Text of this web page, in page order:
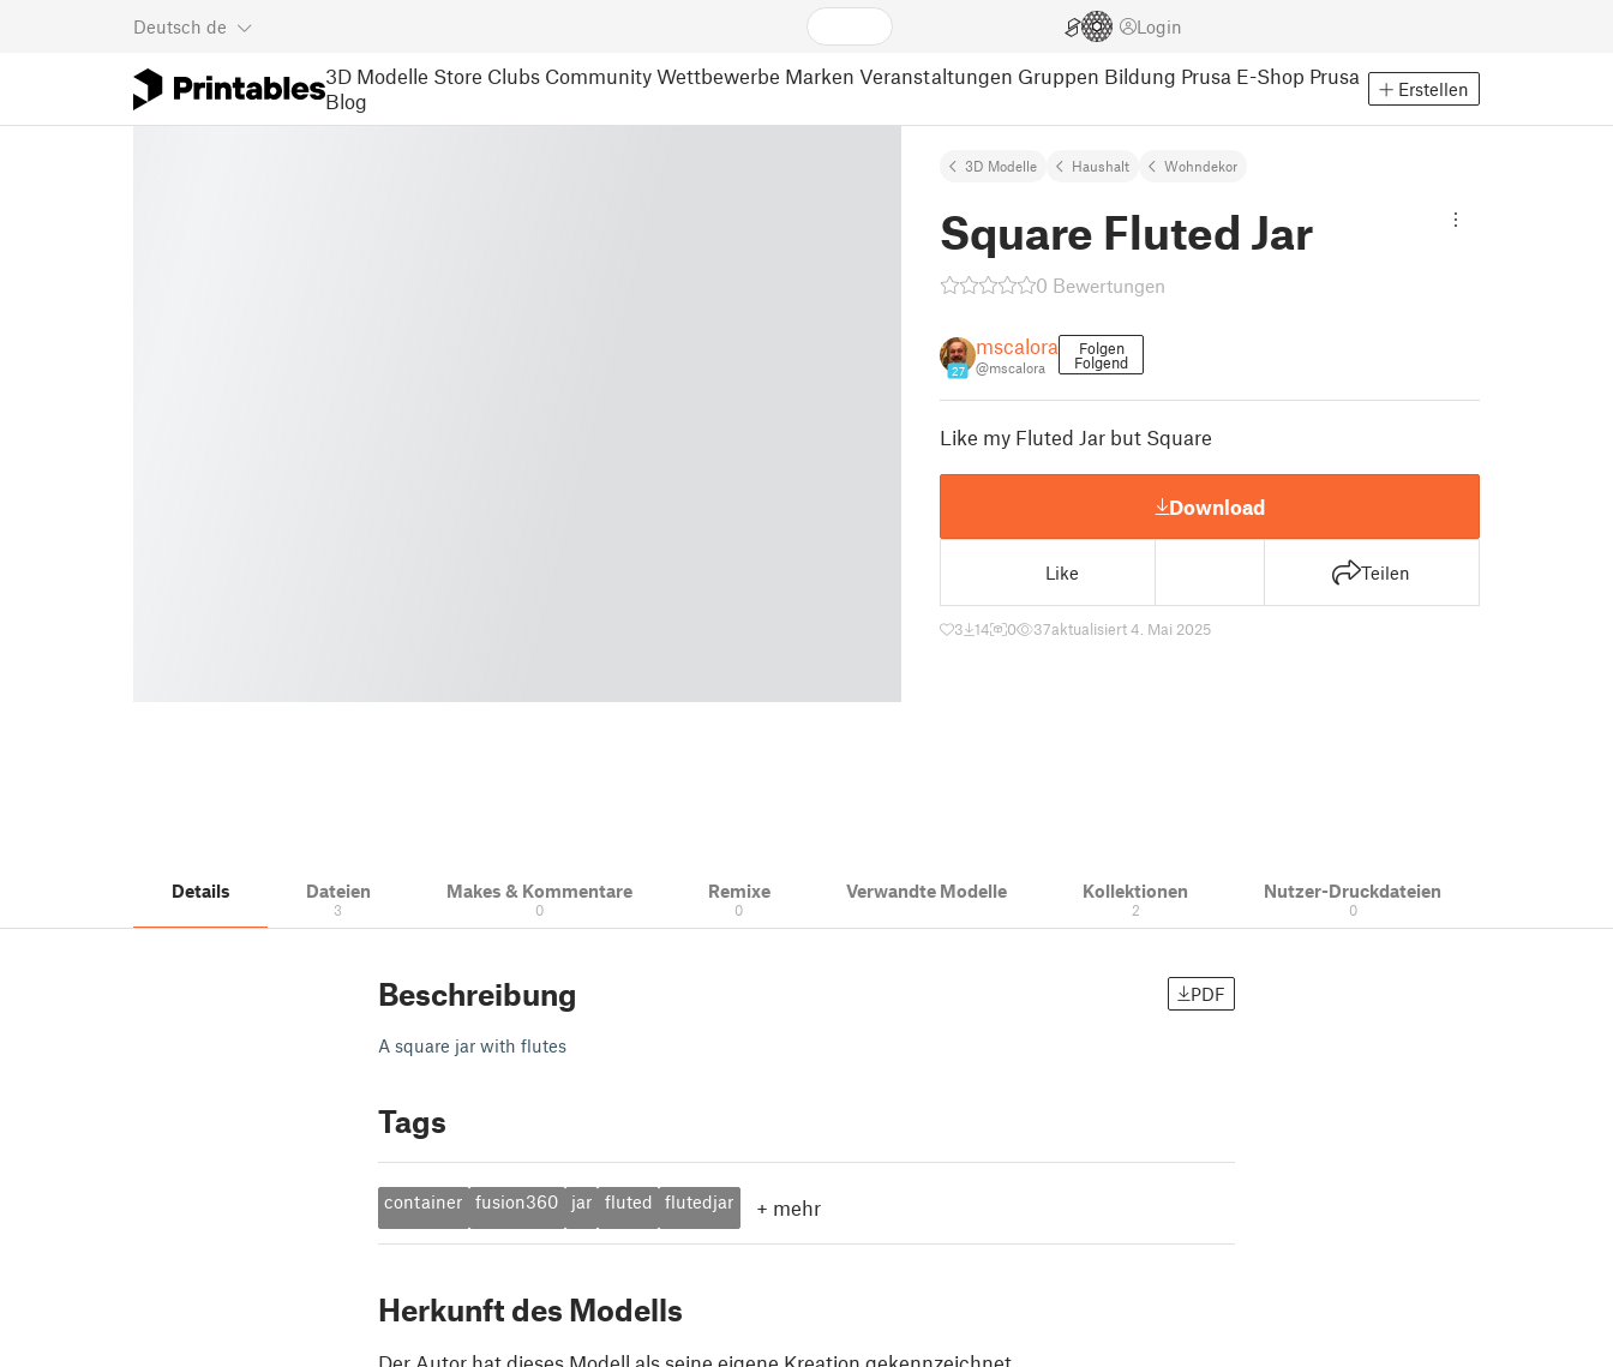
Deutsch de Login
3D Modelle Store Clubs Community Wettbewerbe Marken Veranstaltungen Gruppen Bildung Prusa E-Shop Prusa
Blog
Erstellen
3D Modelle Haushalt Wohndekor
Square Fluted Jar
0 Bewertungen
27
mscalora
@mscalora
Folgen
Folgend
Like my Fluted Jar but Square
Download
Like Teilen
3 14 0 37aktualisiert 4. Mai 2025
Details Dateien
3
Makes & Kommentare
0
Remixe
0
Verwandte Modelle Kollektionen
2
Nutzer-Druckdateien
0
Beschreibung PDF
A square jar with flutes
Tags
container fusion360 jar fluted flutedjar + mehr
Herkunft des Modells
Der Autor hat dieses Modell als seine eigene Kreation gekennzeichnet.